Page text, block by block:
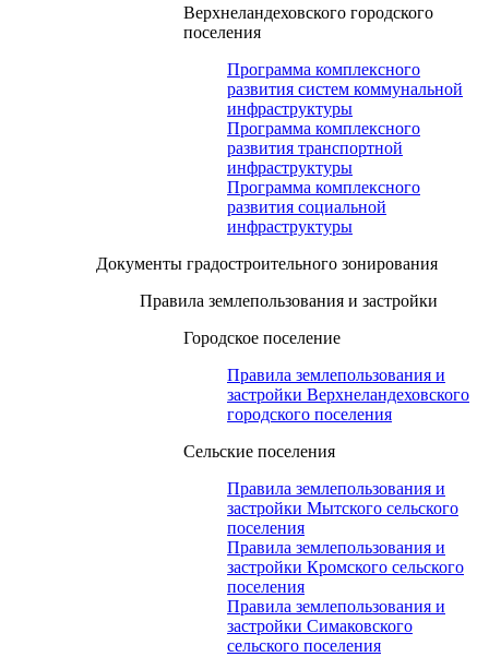
Верхнеландеховского городского
поселения
Программа комплексного
развития систем коммунальной
инфраструктуры
Программа комплексного
развития транспортной
инфраструктуры
Программа комплексного
развития социальной
инфраструктуры
Документы градостроительного зонирования
Правила землепользования и застройки
Городское поселение
Правила землепользования и
застройки Верхнеландеховского
городского поселения
Сельские поселения
Правила землепользования и
застройки Мытского сельского
поселения
Правила землепользования и
застройки Кромского сельского
поселения
Правила землепользования и
застройки Симаковского
сельского поселения